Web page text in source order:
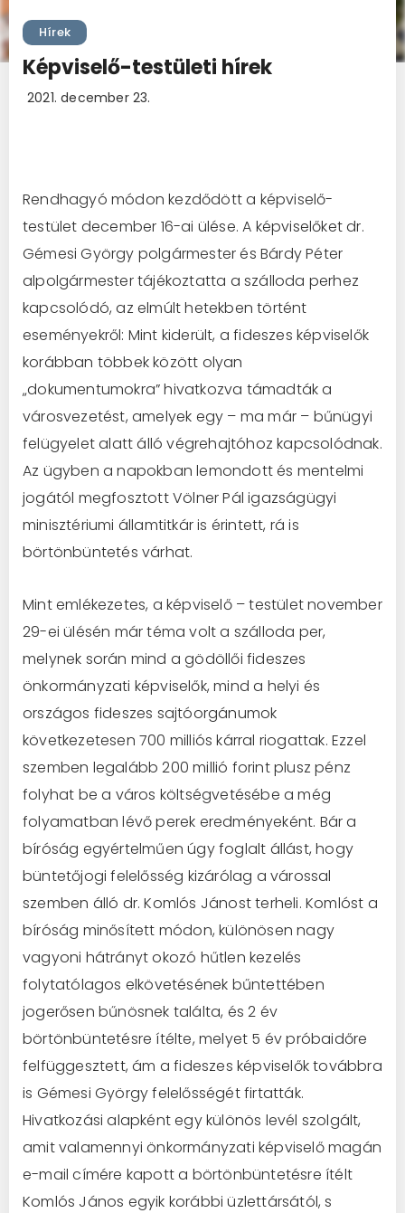
Hírek
Képviselő-testületi hírek
2021. december 23.
Rendhagyó módon kezdődött a képviselő-
testület december 16-ai ülése. A képviselőket dr.
Gémesi György polgármester és Bárdy Péter
alpolgármester tájékoztatta a szálloda perhez
kapcsolódó, az elmúlt hetekben történt
eseményekről: Mint kiderült, a fideszes képviselők
korábban többek között olyan
„dokumentumokra” hivatkozva támadták a
városvezetést, amelyek egy – ma már – bűnügyi
felügyelet alatt álló végrehajtóhoz kapcsolódnak.
Az ügyben a napokban lemondott és mentelmi
jogától megfosztott Völner Pál igazságügyi
minisztériumi államtitkár is érintett, rá is
börtönbüntetés várhat.
Mint emlékezetes, a képviselő – testület november
29-ei ülésén már téma volt a szálloda per,
melynek során mind a gödöllői fideszes
önkormányzati képviselők, mind a helyi és
országos fideszes sajtóorgánumok
következetesen 700 milliós kárral riogattak. Ezzel
szemben legalább 200 millió forint plusz pénz
folyhat be a város költségvetésébe a még
folyamatban lévő perek eredményeként. Bár a
bíróság egyértelműen úgy foglalt állást, hogy
büntetőjogi felelősség kizárólag a várossal
szemben álló dr. Komlós Jánost terheli. Komlóst a
bíróság minősített módon, különösen nagy
vagyoni hátrányt okozó hűtlen kezelés
folytatólagos elkövetésének bűntettében
jogerősen bűnösnek találta, és 2 év
börtönbüntetésre ítélte, melyet 5 év próbaidőre
felfüggesztett, ám a fideszes képviselők továbbra
is Gémesi György felelősségét firtatták.
Hivatkozási alapként egy különös levél szolgált,
amit valamennyi önkormányzati képviselő magán
e-mail címére kapott a börtönbüntetésre ítélt
Komlós János egyik korábbi üzlettársától, s